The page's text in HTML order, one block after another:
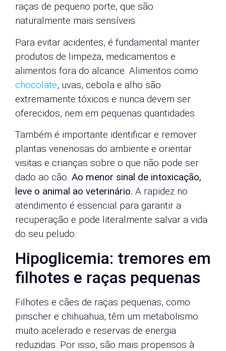
raças de pequeno porte, que são
naturalmente mais sensíveis.
Para evitar acidentes, é fundamental manter
produtos de limpeza, medicamentos e
alimentos fora do alcance. Alimentos como
chocolate, uvas, cebola e alho são
extremamente tóxicos e nunca devem ser
oferecidos, nem em pequenas quantidades.
Também é importante identificar e remover
plantas venenosas do ambiente e orientar
visitas e crianças sobre o que não pode ser
dado ao cão. Ao menor sinal de intoxicação,
leve o animal ao veterinário. A rapidez no
atendimento é essencial para garantir a
recuperação e pode literalmente salvar a vida
do seu peludo.
Hipoglicemia: tremores em
filhotes e raças pequenas
Filhotes e cães de raças pequenas, como
pinscher e chihuahua, têm um metabolismo
muito acelerado e reservas de energia
reduzidas. Por isso, são mais propensos à